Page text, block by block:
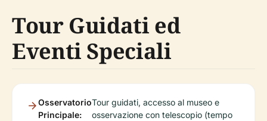
Tour Guidati ed
Eventi Speciali
Osservatorio
Principale:
Tour guidati, accesso al museo e
osservazione con telescopio (tempo